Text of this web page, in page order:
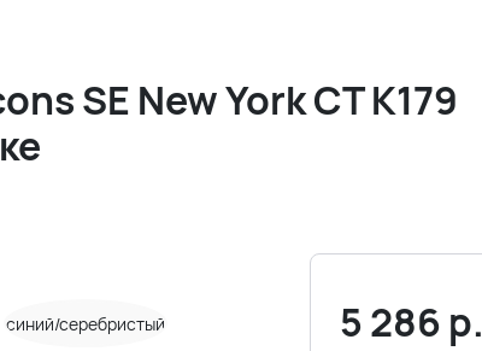
SE New York CT K179
синий/серебристый 5 286 р.